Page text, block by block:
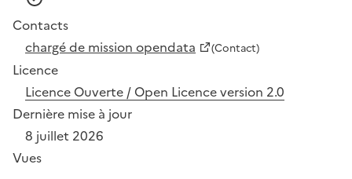
Contacts
chargé de mission opendata
(Contact)
Licence
Licence Ouverte / Open Licence version 2.0
Dernière mise à jour
8 juillet 2026
Vues